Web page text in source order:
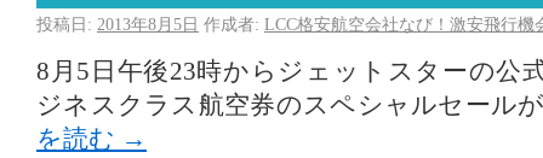
投稿日: 2013年8月5日 作成者: LCC格安航空会社なび！激安飛行機
8月5日午後23時からジェットスターの公
ジネスクラス航空券のスペシャルセール
を読む →